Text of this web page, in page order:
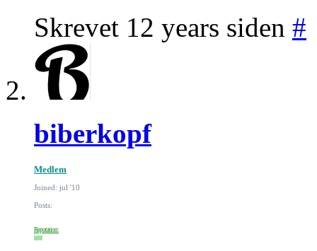
Skrevet 12 years siden #
biberkopf
Medlem
Joined: jul '10
Posts:
Reputation: